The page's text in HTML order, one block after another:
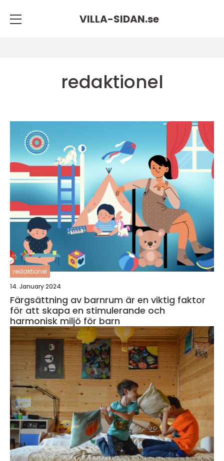
VILLA-SIDAN.se
redaktionel
redaktionel
14. January 2024
Färgsättning av barnrum är en viktig faktor
för att skapa en stimulerande och
harmonisk miljö för barn